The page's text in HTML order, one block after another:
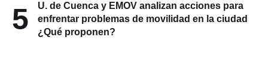
5
U. de Cuenca y EMOV analizan acciones para
enfrentar problemas de movilidad en la ciudad
¿Qué proponen?